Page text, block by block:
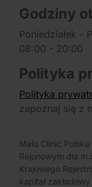
Godziny
Poniedziałek -
08:00 - 20:00
Polityka
Polityka
zapoznaj się z
Malo Clinic
Rejonowym dla
Krajowego
kapitał